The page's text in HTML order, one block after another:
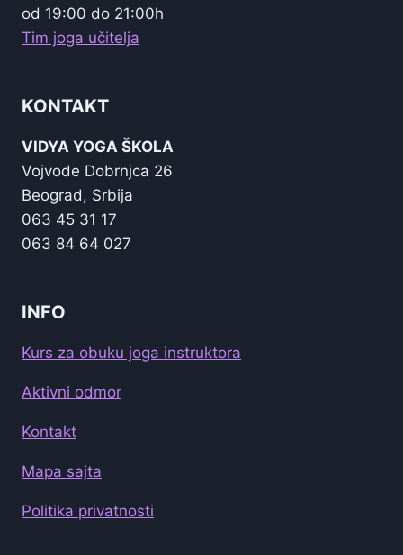
od 19:00 do 21:00h
Tim joga učitelja
KONTAKT
VIDYA YOGA ŠKOLA
Vojvode Dobrnjca 26
Beograd, Srbija
063 45 31 17
063 84 64 027
INFO
Kurs za obuku joga instruktora
Aktivni odmor
Kontakt
Mapa sajta
Politika privatnosti